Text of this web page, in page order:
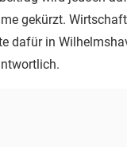
gekürzt.
dafür in